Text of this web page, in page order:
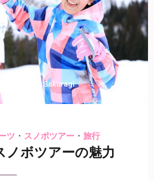
Sakuragi
ツ ・ スノボツアー ・ 旅行
ノボツアーの魅力